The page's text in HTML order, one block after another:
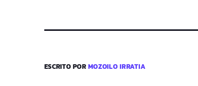
ESCRITO PORMOZOILO IRRATIA